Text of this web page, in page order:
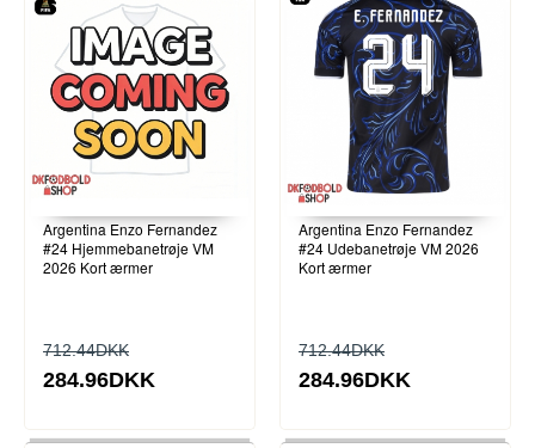
Argentina Enzo Fernandez
#24 Hjemmebanetrøje VM
2026 Kort ærmer
712.44DKK
284.96DKK
Argentina Enzo Fernandez
#24 Udebanetrøje VM 2026
Kort ærmer
712.44DKK
284.96DKK